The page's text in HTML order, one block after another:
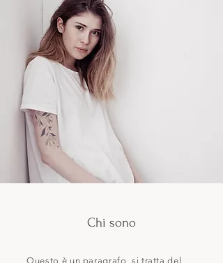
Chi sono
Questo è un paragrafo, si tratta del